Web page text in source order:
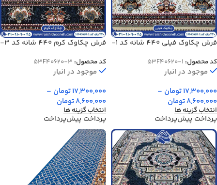
فرش چکاوک فیلی 440 شانه کد 1-
کد محصول: 53F40620-1
موجود در انبار
17,300,000تومان –
8,600,000تومان
انتخاب گزینه ها
پرداخت پیش‌پرداخت
فرش چکاوک کرم 440 شانه کد 3-
کد محصول: 53F40620-3
موجود در انبار
17,300,000تومان –
8,600,000تومان
انتخاب گزینه ها
پرداخت پیش‌پرداخت